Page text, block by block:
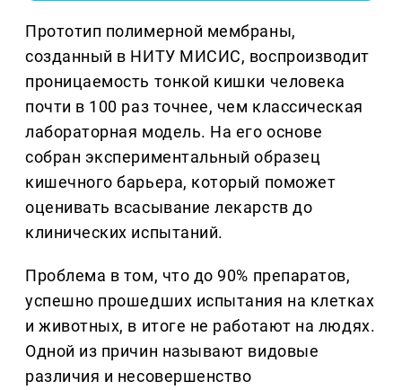
Прототип полимерной мембраны,
созданный в НИТУ МИСИС, воспроизводит
проницаемость тонкой кишки человека
почти в 100 раз точнее, чем классическая
лабораторная модель. На его основе
собран экспериментальный образец
кишечного барьера, который поможет
оценивать всасывание лекарств до
клинических испытаний.
Проблема в том, что до 90% препаратов,
успешно прошедших испытания на клетках
и животных, в итоге не работают на людях.
Одной из причин называют видовые
различия и несовершенство